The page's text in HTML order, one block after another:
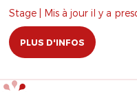
Stage | Mis à jour il y a
PLUS D'INFOS